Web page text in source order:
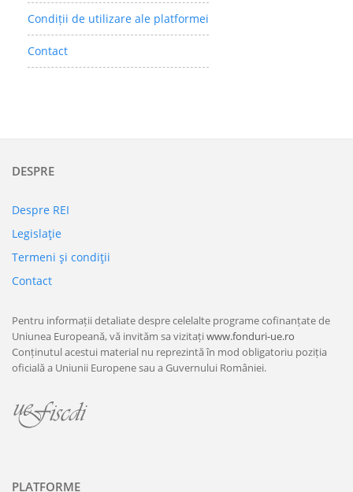
Condiții de utilizare ale platformei
Contact
DESPRE
Despre REI
Legislaţie
Termeni şi condiţii
Contact
Pentru informații detaliate despre celelalte programe cofinanțate de
Uniunea Europeană, vă invităm sa vizitațiwww.fonduri-ue.ro
Conținutul acestui material nu reprezintă în mod obligatoriu poziția
oficială a Uniunii Europene sau a Guvernului României.
PLATFORME